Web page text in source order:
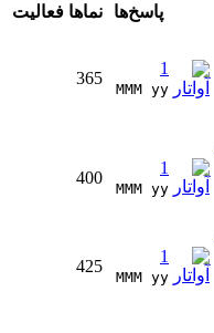
پاسخ‌ها نماها فعالیت
1
MMM yy
365
1
MMM yy
400
1
MMM yy
425